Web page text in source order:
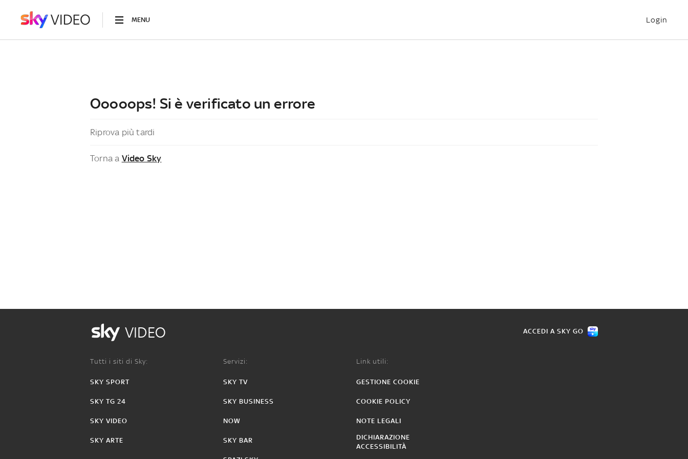
MENU Login
Ooooops! Si è verificato un errore
Riprova più tardi
Torna a Video Sky
VIDEO ACCEDI A SKY GO
Tutti i siti di Sky:
SKY SPORT
SKY TG 24
SKY VIDEO
SKY ARTE
Servizi:
SKY TV
SKY BUSINESS
NOW
SKY BAR
Link utili:
GESTIONE COOKIE
COOKIE POLICY
NOTE LEGALI
DICHIARAZIONE
ACCESSIBILITÀ